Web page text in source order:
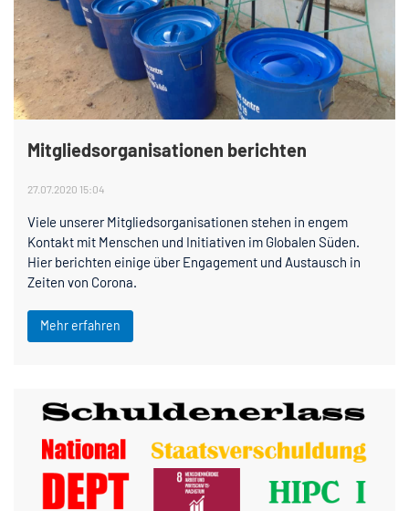
Mitgliedsorganisationen berichten
27.07.2020 15:04
Viele unserer Mitgliedsorganisationen stehen in engem
Kontakt mit Menschen und Initiativen im Globalen Süden.
Hier berichten einige über Engagement und Austausch in
Zeiten von Corona.
Mehr erfahren